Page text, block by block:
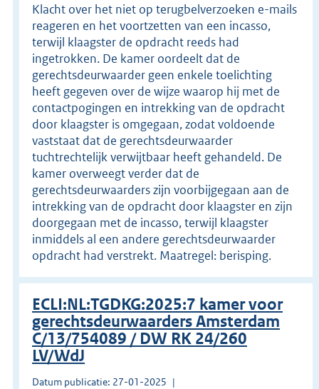
Klacht over het niet op terugbelverzoeken e-mails
reageren en het voortzetten van een incasso,
terwijl klaagster de opdracht reeds had
ingetrokken. De kamer oordeelt dat de
gerechtsdeurwaarder geen enkele toelichting
heeft gegeven over de wijze waarop hij met de
contactpogingen en intrekking van de opdracht
door klaagster is omgegaan, zodat voldoende
vaststaat dat de gerechtsdeurwaarder
tuchtrechtelijk verwijtbaar heeft gehandeld. De
kamer overweegt verder dat de
gerechtsdeurwaarders zijn voorbijgegaan aan de
intrekking van de opdracht door klaagster en zijn
doorgegaan met de incasso, terwijl klaagster
inmiddels al een andere gerechtsdeurwaarder
opdracht had verstrekt. Maatregel: berisping.
ECLI:NL:TGDKG:2025:7 kamer voor
gerechtsdeurwaarders Amsterdam
C/13/754089 / DW RK 24/260
LV/WdJ
Datum publicatie: 27-01-2025